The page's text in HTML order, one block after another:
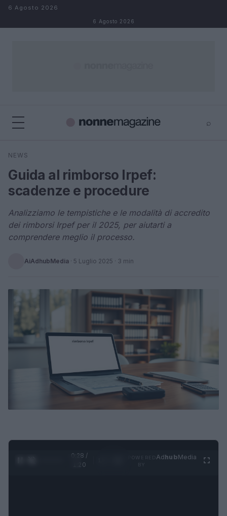
Salta al contenuto
6 Agosto 2026
6 Agosto 2026
⌕
Cerca
NEWS
Guida al rimborso Irpef:
scadenze e procedure
Analizziamo le tempistiche e le modalità di accredito
dei rimborsi Irpef per il 2025, per aiutarti a
comprendere meglio il processo.
AiAdhubMedia · 5 Luglio 2025 · 3 min
0:28 /
1:20
AdhubMedia